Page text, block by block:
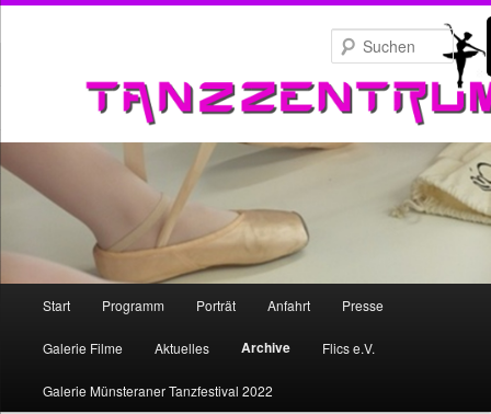
Zum
primären
Inhalt
Start Programm Porträt Anfahrt Presse
Galerie Filme Aktuelles Archive Flics e.V.
Galerie Münsteraner Tanzfestival 2022